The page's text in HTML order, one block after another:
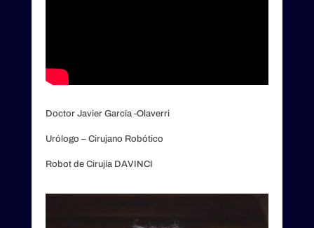
Doctor Javier García -Olaverri
Urólogo – Cirujano Robótico
Robot de Cirujía DAVINCI